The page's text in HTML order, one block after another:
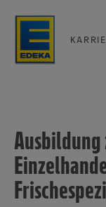
Ausbildung